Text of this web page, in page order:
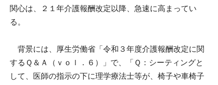
関心は、２１年介護報酬改定以降、急速に高まってい
る。
背景には、厚生労働省「令和３年度介護報酬改定に関
するＱ＆Ａ（ｖｏｌ．６）」で、「Ｑ：シーティングと
して、医師の指示の下に理学療法士等が、椅子や車椅子